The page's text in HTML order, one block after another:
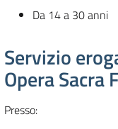
Da 14 a 30 anni
Servizio
Opera Sacra
Presso: